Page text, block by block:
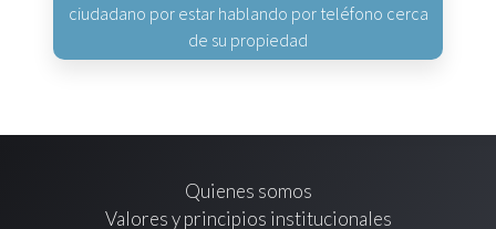
ciudadano por estar hablando por teléfono cerca
de su propiedad
Quienes somos
Valores y principios institucionales